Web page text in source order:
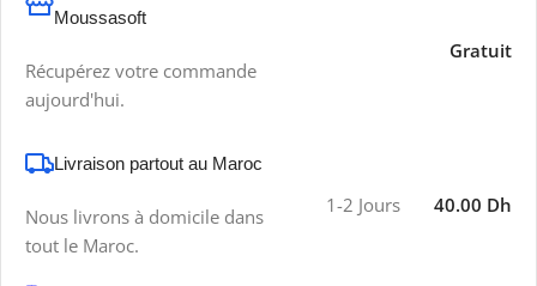
Moussasoft
Récupérez votre commande
aujourd'hui.
Gratuit
Livraison partout au Maroc
Nous livrons à domicile dans
tout le Maroc.
1-2 Jours 40.00 Dh